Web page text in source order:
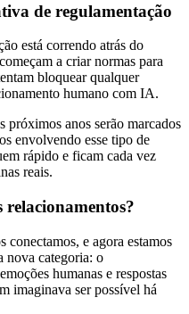
de regulamentação
está correndo atrás do
a criar normas para
bloquear qualquer
humano com IA.
próximos anos serão marcados
envolvendo esse tipo de
rápido e ficam cada vez
reais.
e agora estamos
nova categoria: o
humanas e respostas
imaginava ser possível há